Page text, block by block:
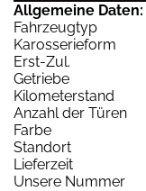
Allgemeine Daten:
Fahrzeugtyp
Karosserieform
Erst-Zul.
Getriebe
Kilometerstand
Anzahl der Türen
Farbe
Standort
Lieferzeit
Unsere Nummer